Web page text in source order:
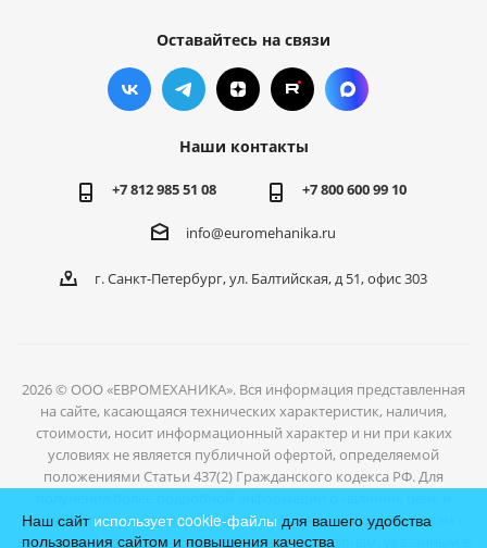
Оставайтесь на связи
Наши контакты
+7 812 985 51 08 +7 800 600 99 10
info@euromehanika.ru
г. Санкт-Петербург, ул. Балтийская, д 51, офис 303
2026 © ООО «ЕВРОМЕХАНИКА». Вся информация представленная
на сайте, касающаяся технических характеристик, наличия,
стоимости, носит информационный характер и ни при каких
условиях не является публичной офертой, определяемой
положениями Статьи 437(2) Гражданского кодекса РФ. Для
условиях отгрузки товаров, обратитесь к нашим специалистам с
помощью формы обратной связи или по телефонам, указанным в
Наш сайт использует cookie-файлы для вашего удобства
пользования сайтом и повышения качества